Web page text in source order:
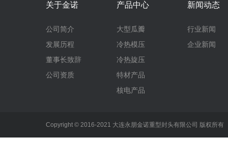
关于金诺
公司简介
发展历程
董事长致辞
公司资质
产品中心
大型瓜瓣
冷热模压
冷热旋压
特材产品
核电产品
新闻动态
行业新闻
企业新闻
Copyright © 2016-2021 大连永朋金诺重型封头有限公司 版权所